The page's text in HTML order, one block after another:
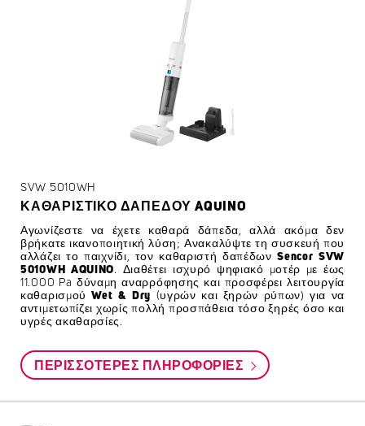
SVW 5010WH
ΚΑΘΑΡΙΣΤΙΚΌ ΔΑΠΈΔΟΥ AQUINO
Αγωνίζεστε να έχετε καθαρά δάπεδα, αλλά ακόμα δεν
βρήκατε ικανοποιητική λύση; Ανακαλύψτε τη συσκευή που
αλλάζει το παιχνίδι, τον καθαριστή δαπέδωνSencor SVW
5010WH AQUINO. Διαθέτει ισχυρό ψηφιακό μοτέρ με έως
11.000 Pa δύναμη αναρρόφησης και προσφέρει λειτουργία
καθαρισμούWet & Dry (υγρών και ξηρών ρύπων) για να
αντιμετωπίζει χωρίς πολλή προσπάθεια τόσο ξηρές όσο και
υγρές ακαθαρσίες.
ΠΕΡΙΣΣΌΤΕΡΕΣ ΠΛΗΡΟΦΟΡΊΕΣ